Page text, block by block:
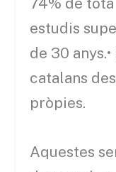
estudis
de 30
catalans
pròpies.
Aquestes